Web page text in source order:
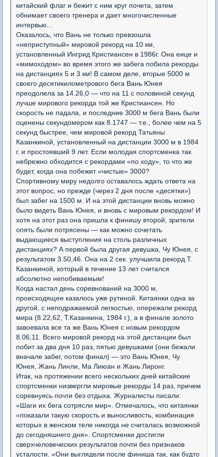
китайский флаг и бежит с ним круг почета, затем
обнимает своего тренера и дает многочисленные
интервью...
Оказалось, что Вань не только превзошла
«неприступный» мировой рекорд на 10 км,
установленный Ингрид Кристиансен в 1986г. Она еице и
«мимоходом» во время этого же забега побила рекорды
на дистанциях 5 и 3 км! В самом деле, вторые 5000 м
своего десятикилометрового бега Вань Юнея
преодолела за 14.26,0 — что на 11 с половиной секунд
лучше мирового рекорда той же Кристиансен. Но
скорость не падала, и последние 3000 м бега Вань были
оценены секундомером как 8.1747 — т.е., более чем на 5
секунд быстрее, чем мировой рекорд Татьяны
Казанкиной, установленный на дистанции 3000 м в 1984
г. и простоявший 9 лет. Если молодая спортсменка так
небрежно обходится с рекордами «по ходу», то что же
будет, когда она побежит «чистые» 3000?
Спортивному миру недолго оставалось ждать ответа на
этот вопрос, но прежде (через 2 дня после «десятки»)
был забег на 1500 м. И на этой дистанции вновь можно
было видеть Вань Юнея, и вновь с мировым рекордом! И
хотя на этот раз она пришла к финишу второй, зрители
опять были потрясены — как можно сочетать
выдающиеся выступления на столь различных
дистанциях? А первой была другая девушка, Чу Юнея, с
результатом 3.50,46. Она на 2 сек. улучшила рекорд Т.
Казанкиной, который в течение 13 лет считался
абсолютно непобиваемым!
Когда настал день соревнований на 3000 м,
происходящее казалось уже рутиной. Китаянки одна за
другой, с неподражаемой легкостью, опережали рекорд
мира (8.22,62, Т.Казанкина, 1984 г.), а в финале золото
завоевала все та же Вань Юнея с новым рекордом
8.06,11. Всего мировой рекорд на этой дистанции был
побит за два дня 10 раз, пятью девушками (они бежали
вначале забег, потом финал) — это Вань Юнея, Чу
Юнея, Жань Линли, Ма Лиюан и Жань Лиронг.
Итак, на протяжении всего нескольких дней китайские
спортсменки низвергли мировые рекорды 14 раз, причем
соревнуясь почти без отдыха. Журналисты писали:
«Шаги их бега сотрясли мир». Отмечалось, что китаянки
«показали такую скорость и выносливость, комбинация
которых в женском теле никогда не считалась возможной
до сегодняшнего дня». Спортсменки достигли
сверхчеловеческих результатов почти без признаков
усталости. «Они выглядели после финиша так, как будто